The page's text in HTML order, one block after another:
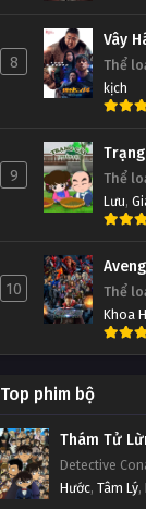
8
Vây
Thể
kịch
9 Thể
Lưu,
10 Thể
Khoa
Top phim bộ
Thám Tử
Detective
Hước, Tâm Lý,